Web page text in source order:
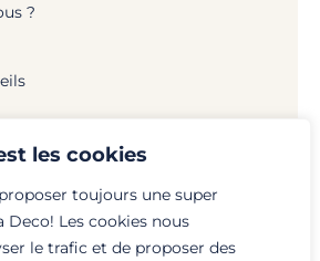
les cookies
toujours une super
Deco! Les cookies nous
le trafic et de proposer des
?
- 2026 | Tous droits réservés |
|Politique de confidentialité
:globellie.com